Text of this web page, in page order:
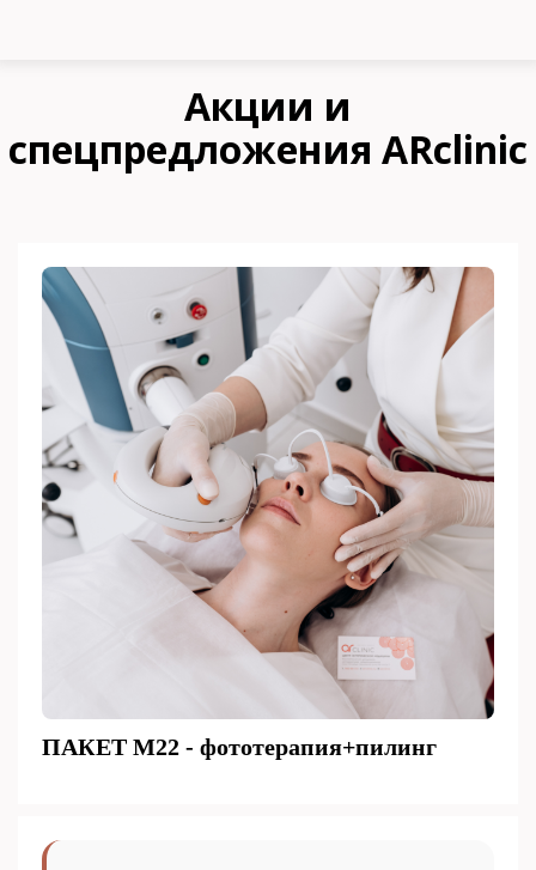
Акции и
спецпредложения ARclinic
ПАКЕТ М22 - фототерапия+пилинг